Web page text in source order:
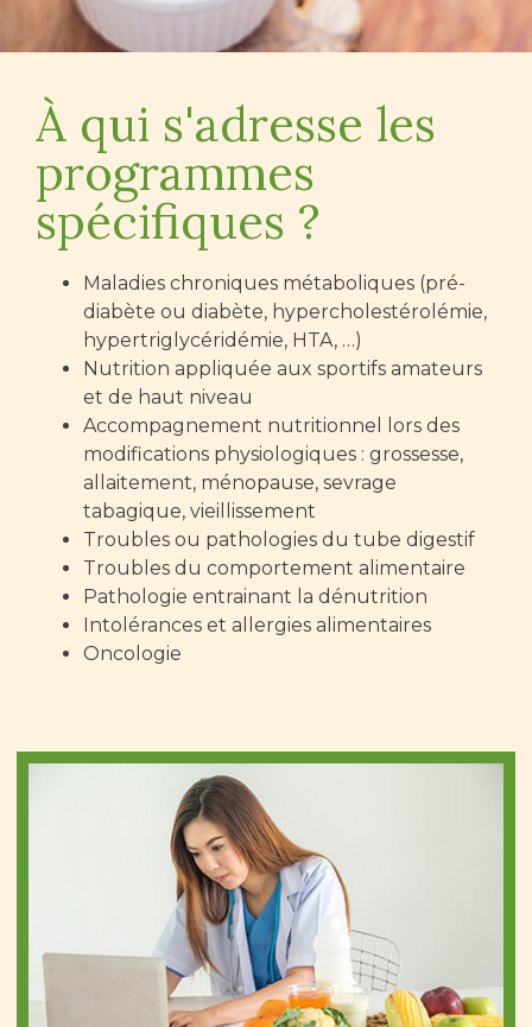
À qui s'adresse les
programmes
spécifiques ?
Maladies chroniques métaboliques (pré-
diabète ou diabète, hypercholestérolémie,
hypertriglycéridémie, HTA, …)
Nutrition appliquée aux sportifs amateurs
et de haut niveau
Accompagnement nutritionnel lors des
modifications physiologiques : grossesse,
allaitement, ménopause, sevrage
tabagique, vieillissement
Troubles ou pathologies du tube digestif
Troubles du comportement alimentaire
Pathologie entrainant la dénutrition
Intolérances et allergies alimentaires
Oncologie